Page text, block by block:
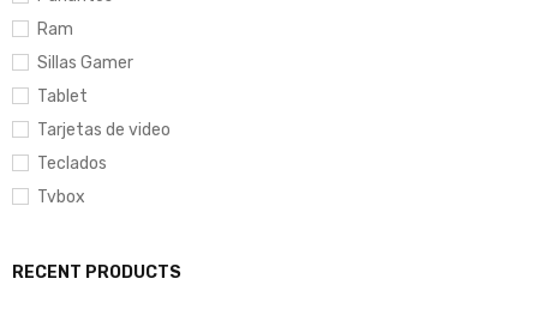
Ram
Sillas Gamer
Tablet
Tarjetas de video
Teclados
Tvbox
RECENT PRODUCTS